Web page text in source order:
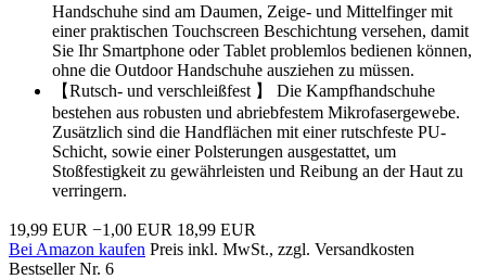
Handschuhe sind am Daumen, Zeige- und Mittelfinger mit
einer praktischen Touchscreen Beschichtung versehen, damit
Sie Ihr Smartphone oder Tablet problemlos bedienen können,
ohne die Outdoor Handschuhe ausziehen zu müssen.
【Rutsch- und verschleißfest 】 Die Kampfhandschuhe
bestehen aus robusten und abriebfestem Mikrofasergewebe.
Zusätzlich sind die Handflächen mit einer rutschfeste PU-
Schicht, sowie einer Polsterungen ausgestattet, um
Stoßfestigkeit zu gewährleisten und Reibung an der Haut zu
verringern.
19,99 EUR −1,00 EUR 18,99 EUR
Bei Amazon kaufen Preis inkl. MwSt., zzgl. Versandkosten
Bestseller Nr. 6